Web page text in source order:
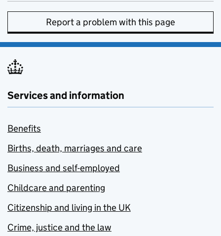
Report a problem with this page
Services and information
Benefits
Births, death, marriages and care
Business and self-employed
Childcare and parenting
Citizenship and living in the UK
Crime, justice and the law